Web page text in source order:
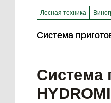
Лесная техника
Система
Система
Система